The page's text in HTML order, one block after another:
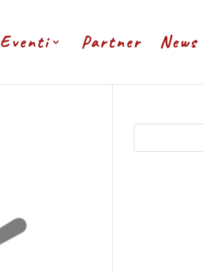
Eventi Partner